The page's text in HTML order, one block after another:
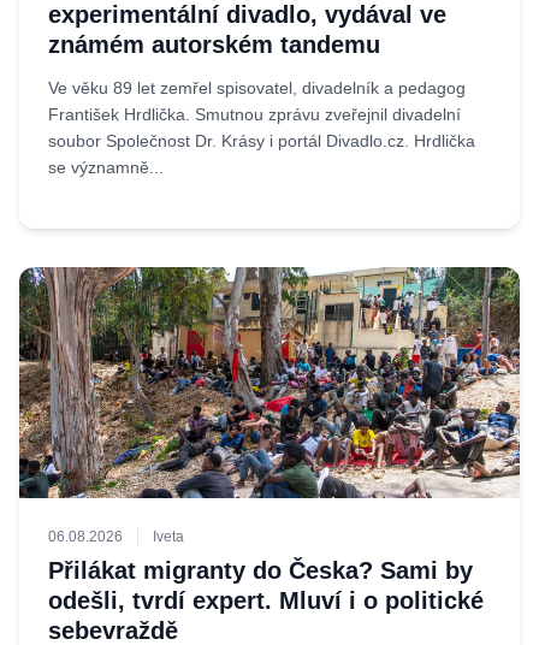
experimentální divadlo, vydával ve
známém autorském tandemu
Ve věku 89 let zemřel spisovatel, divadelník a pedagog
František Hrdlička. Smutnou zprávu zveřejnil divadelní
soubor Společnost Dr. Krásy i portál Divadlo.cz. Hrdlička
se významně...
06.08.2026 Iveta
Přilákat migranty do Česka? Sami by
odešli, tvrdí expert. Mluví i o politické
sebevraždě